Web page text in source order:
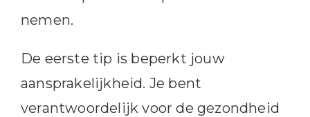
nemen.
De eerste tip is beperkt jouw
aansprakelijkheid. Je bent
verantwoordelijk voor de gezondheid